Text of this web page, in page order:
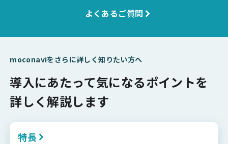
よくあるご質問
moconaviをさらに詳しく知りたい方へ
導入にあたって気になるポイントを
詳しく解説します
特長